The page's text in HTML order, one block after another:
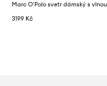
Marc O'Polo svetr dámský s vlnou
3199 Kč